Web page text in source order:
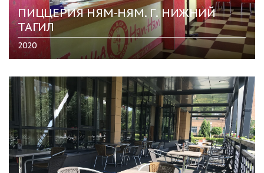
ПИЦЦЕРИЯ НЯМ-НЯМ. Г. НИЖНИЙ
ТАГИЛ
2020